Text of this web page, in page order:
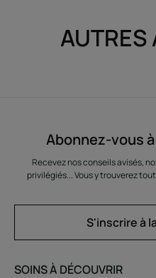
AUTRES
Abonnez-vous
Recevez nos conseils avisés,
privilégiés... Vous y trouverez
S'inscrire à
SOINS À DÉCOUVRIR